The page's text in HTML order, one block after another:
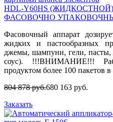
HDL-Y60HS
ФАСОВОЧНО
Фасовочный аппарат
жидких и пастообразных
джемы, шампуни, гели, пасты,
соус). !!!ВНИМАНИЕ!!!
продуктом более 100 пакетов
804 878 руб.680 163 руб.
Заказать